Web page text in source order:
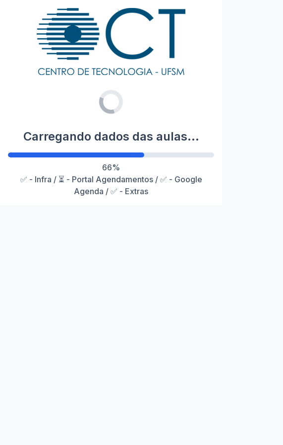
Carregando dados das aulas...
66%
✅ - Infra / ⏳ - Portal Agendamentos / ✅ - Google
Agenda / ✅ - Extras